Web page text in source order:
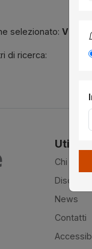
selezionato:
di ricerca:
Utilità
Chi siamo
Disclaimer
News
Contatti